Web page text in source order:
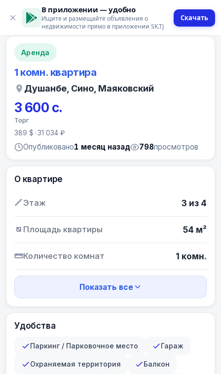
В приложении — удобно
Ищите и размещайте объявления о
недвижимости прямо в приложении SK.TJ
Скачать
12 фото
Аренда
1 комн. квартира
Душанбе, Сино, Маяковский
3 600 с.
Торг
389 $•31 034 ₽
Опубликовано1 месяц назад 798просмотров
О квартире
Этаж 3 из 4
Площадь квартиры 54 м²
Количество комнат 1 комн.
Показать все
Удобства
Паркинг / Парковочное место Гараж
Охраняемая территория Балкон